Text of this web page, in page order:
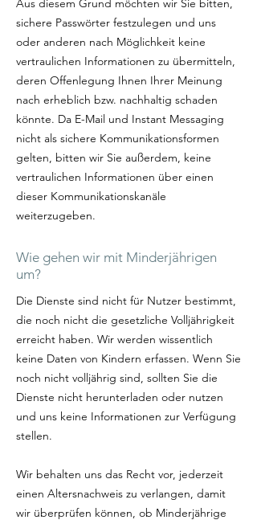
Aus diesem Grund möchten wir Sie bitten,
sichere Passwörter festzulegen und uns
oder anderen nach Möglichkeit keine
vertraulichen Informationen zu übermitteln,
deren Offenlegung Ihnen Ihrer Meinung
nach erheblich bzw. nachhaltig schaden
könnte. Da E-Mail und Instant Messaging
nicht als sichere Kommunikationsformen
gelten, bitten wir Sie außerdem, keine
vertraulichen Informationen über einen
dieser Kommunikationskanäle
weiterzugeben.
Wie gehen wir mit Minderjährigen
um?
Die Dienste sind nicht für Nutzer bestimmt,
die noch nicht die gesetzliche Volljährigkeit
erreicht haben. Wir werden wissentlich
keine Daten von Kindern erfassen. Wenn Sie
noch nicht volljährig sind, sollten Sie die
Dienste nicht herunterladen oder nutzen
und uns keine Informationen zur Verfügung
stellen.
Wir behalten uns das Recht vor, jederzeit
einen Altersnachweis zu verlangen, damit
wir überprüfen können, ob Minderjährige